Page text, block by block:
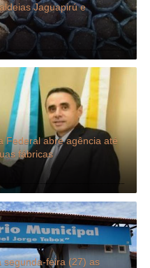
Jaguapirú e
Federal abre agência até
fábricas
segunda-feira (27) as